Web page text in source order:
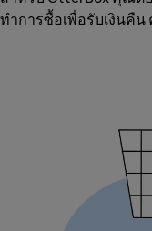
ทำการซื้อเพื่อรับเงินคื